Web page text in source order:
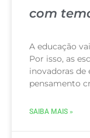
com
A educação
Por isso, as
inovadoras
pensamento
SAIBA MAIS »